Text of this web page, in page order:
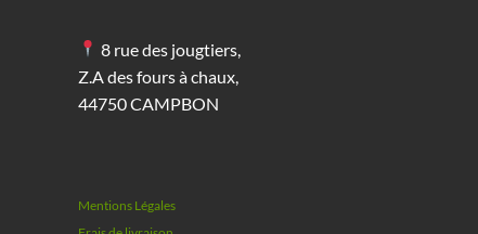
8 rue des jougtiers,
Z.A des fours à chaux,
44750 CAMPBON
Mentions Légales